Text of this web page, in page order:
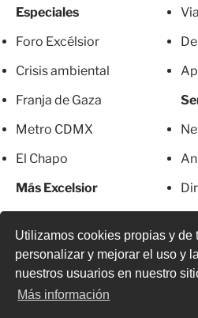
Utilizamos cookies propias y de
personalizar y mejorar el uso y
nuestros usuarios en nuestro
Más información
Especiales
Foro Excélsior
Crisis ambiental
Franja de Gaza
Metro CDMX
El Chapo
Más Excelsior
© 2026 Todos los derechos
o parcial, incluyendo